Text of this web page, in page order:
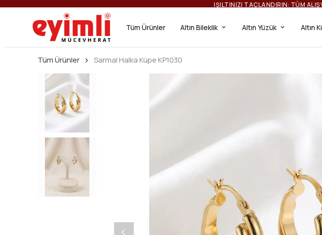
IŞILTINIZI TAÇLANDIRIN: TÜM
Tüm Ürünler Altın Bileklik Altın Yüzük Altın
Tüm Ürünler Sarmal Halka Küpe KP1030